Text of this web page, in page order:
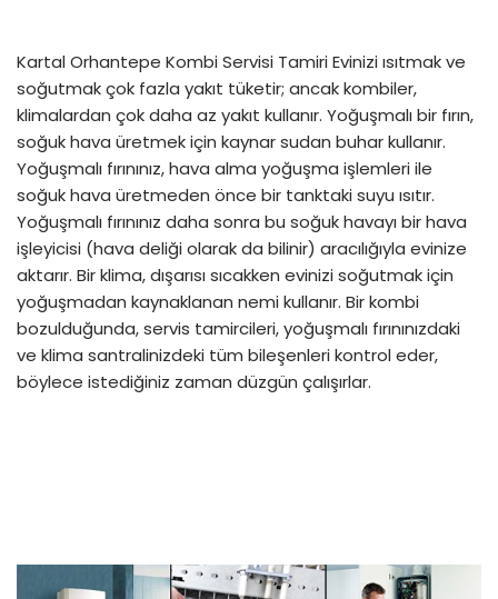
Kartal Orhantepe Kombi Servisi Tamiri Evinizi ısıtmak ve
soğutmak çok fazla yakıt tüketir; ancak kombiler,
klimalardan çok daha az yakıt kullanır. Yoğuşmalı bir fırın,
soğuk hava üretmek için kaynar sudan buhar kullanır.
Yoğuşmalı fırınınız, hava alma yoğuşma işlemleri ile
soğuk hava üretmeden önce bir tanktaki suyu ısıtır.
Yoğuşmalı fırınınız daha sonra bu soğuk havayı bir hava
işleyicisi (hava deliği olarak da bilinir) aracılığıyla evinize
aktarır. Bir klima, dışarısı sıcakken evinizi soğutmak için
yoğuşmadan kaynaklanan nemi kullanır. Bir kombi
bozulduğunda, servis tamircileri, yoğuşmalı fırınınızdaki
ve klima santralinizdeki tüm bileşenleri kontrol eder,
böylece istediğiniz zaman düzgün çalışırlar.